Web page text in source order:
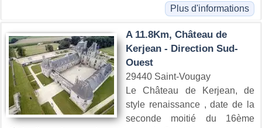
Plus d'informations
A 11.8Km, Château de
Kerjean - Direction Sud-
Ouest
29440 Saint-Vougay
Le Château de Kerjean, de
style renaissance , date de la
seconde moitié du 16ème